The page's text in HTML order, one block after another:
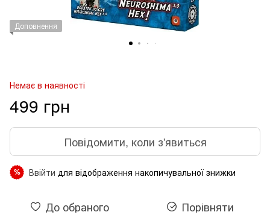
Доповнення
Немає в наявності
499 грн
Повідомити, коли з'явиться
% Ввійти для відображення накопичувальної знижки
До обраного Порівняти